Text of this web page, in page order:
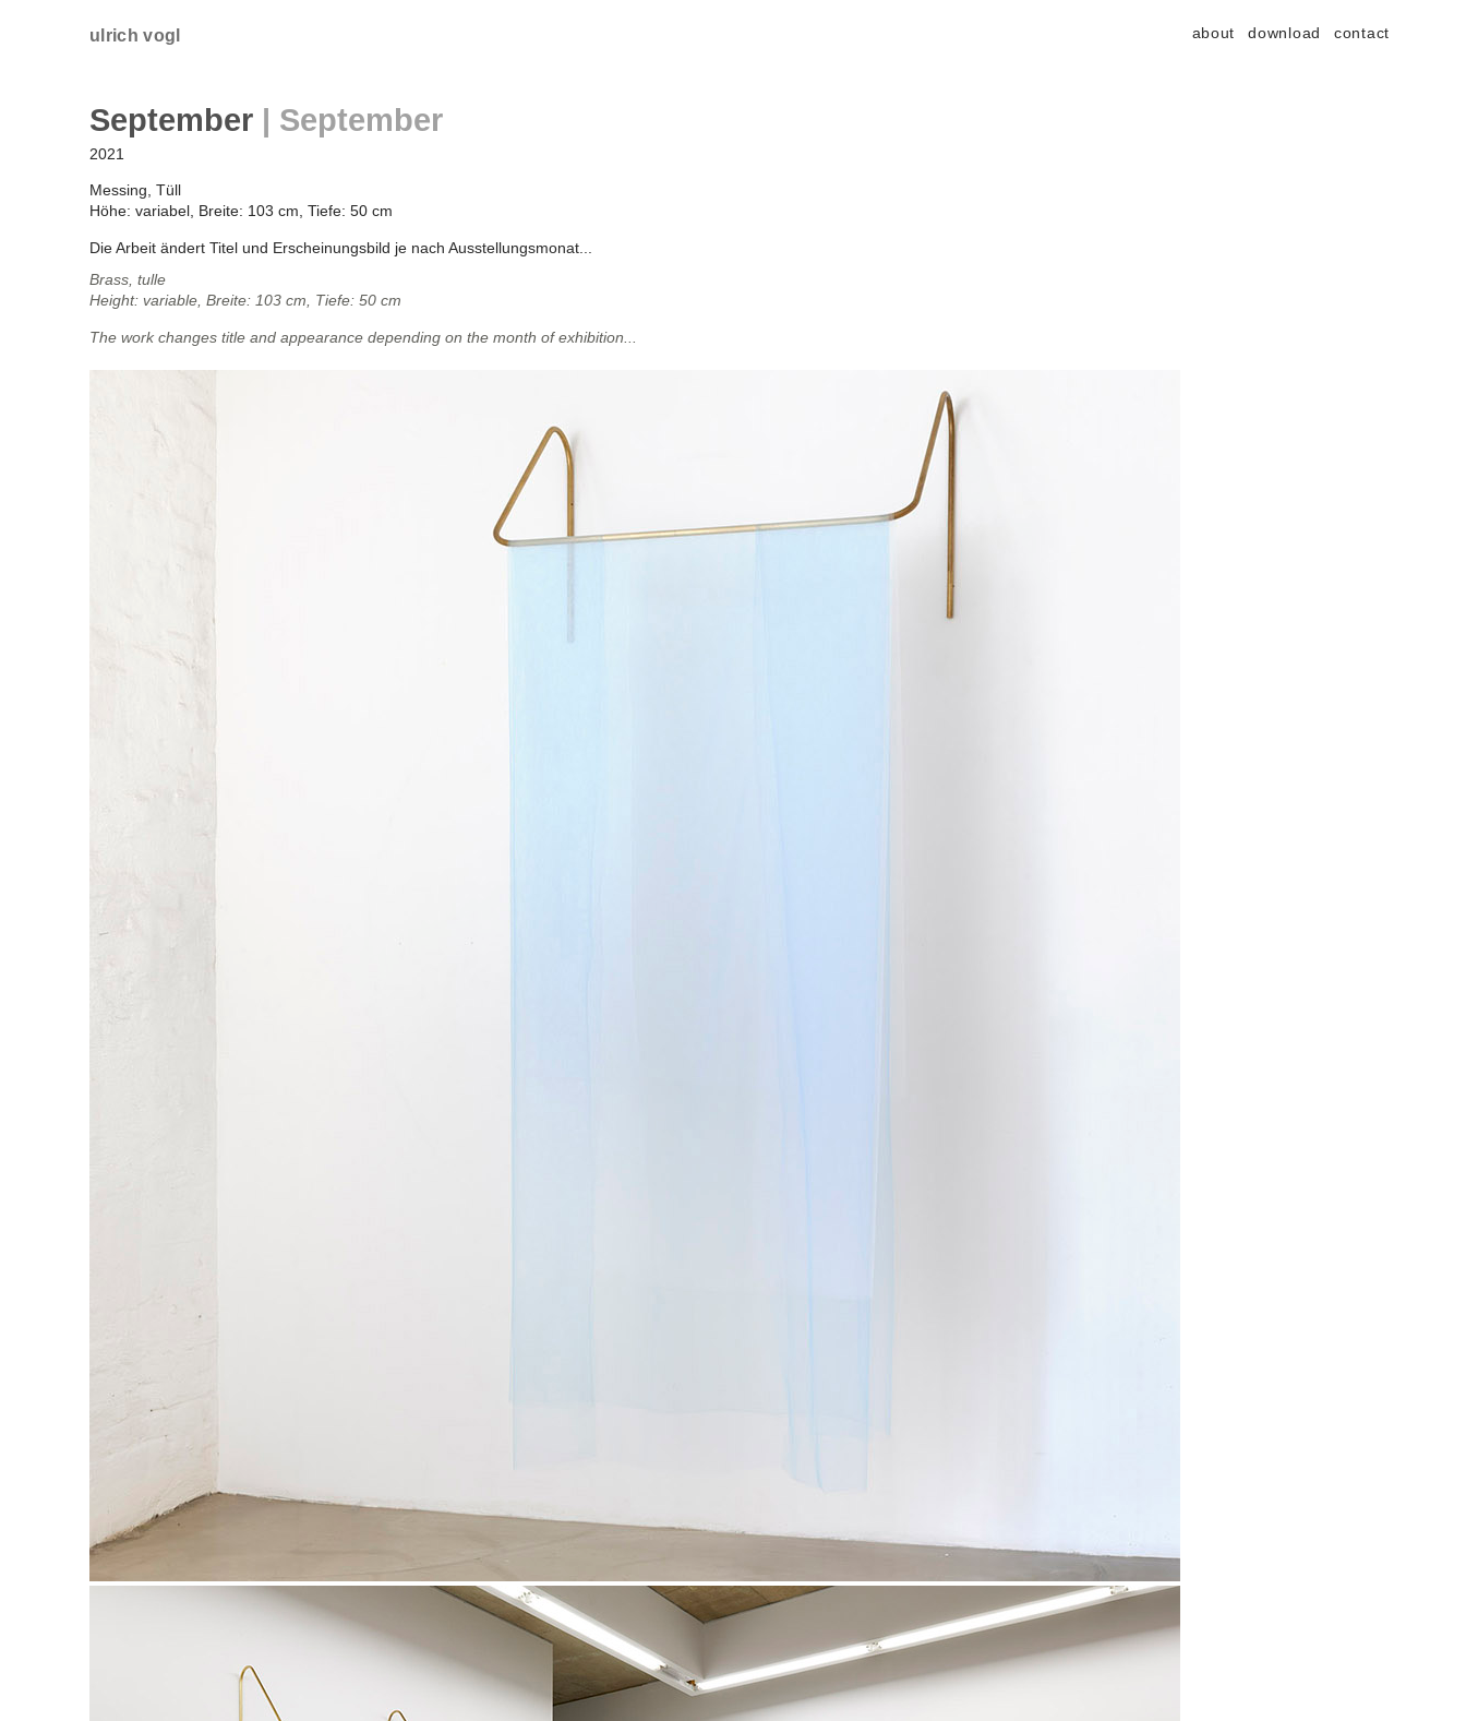
ulrich vogl about download contact
September | September
2021
Messing, Tüll
Höhe: variabel, Breite: 103 cm, Tiefe: 50 cm
Die Arbeit ändert Titel und Erscheinungsbild je nach Ausstellungsmonat...
Brass, tulle
Height: variable, Breite: 103 cm, Tiefe: 50 cm
The work changes title and appearance depending on the month of exhibition...